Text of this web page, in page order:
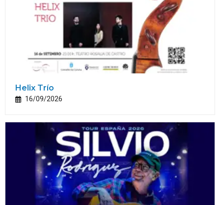
Helix Trío
16/09/2026